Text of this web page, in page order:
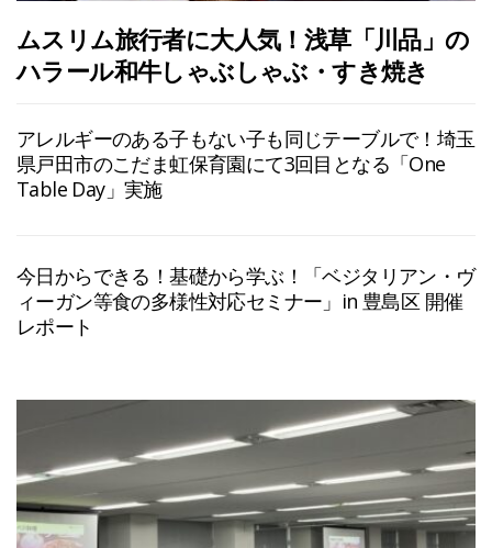
ムスリム旅行者に大人気！浅草「川品」の
ハラール和牛しゃぶしゃぶ・すき焼き
アレルギーのある子もない子も同じテーブルで！埼玉
県戸田市のこだま虹保育園にて3回目となる「One
Table Day」実施
今日からできる！基礎から学ぶ！「ベジタリアン・ヴ
ィーガン等食の多様性対応セミナー」in 豊島区 開催
レポート